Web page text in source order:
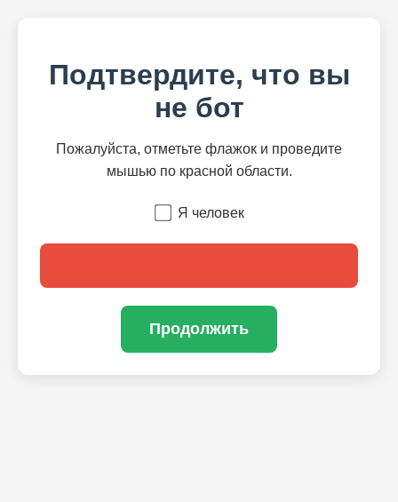
Подтвердите, что вы
не бот
Пожалуйста, отметьте флажок и проведите
мышью по красной области.
Я человек
Продолжить